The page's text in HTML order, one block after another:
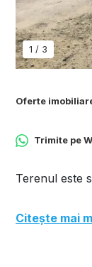
1 / 3
Oferte
Trimite pe
Terenul este
Citește mai